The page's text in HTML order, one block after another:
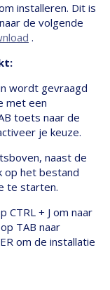
installeren. Dit is
de volgende
.
wordt gevraagd
met een
toets naar de
je keuze.
naast de
op het bestand
te starten.
+ J om naar
TAB naar
om de installatie